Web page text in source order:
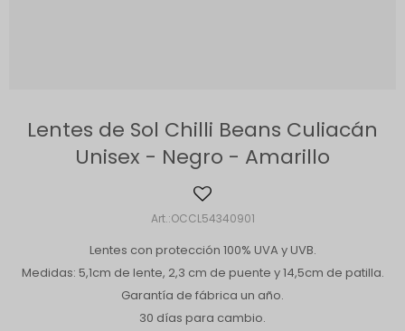
Lentes de Sol Chilli Beans Culiacán
Unisex - Negro - Amarillo
OCCL54340901
Lentes con protección 100% UVA y UVB.
Medidas: 5,1cm de lente, 2,3 cm de puente y 14,5cm de patilla.
Garantía de fábrica un año.
30 días para cambio.